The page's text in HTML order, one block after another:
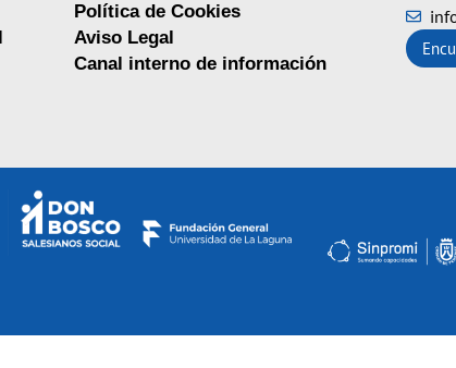
Política de Cookies
Aviso Legal
Canal interno de información